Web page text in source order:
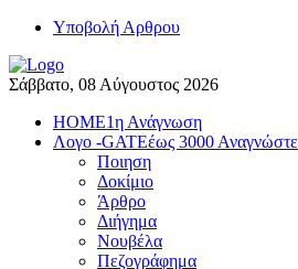
Yποβολή Αρθρου
Σάββατο, 08 Αύγουστος 2026
HOME1η Ανάγνωση
Λογο -GATEέως 3000
Ποιηση
Δοκίμιο
Άρθρο
Διήγημα
Νουβέλα
Πεζογράφημα